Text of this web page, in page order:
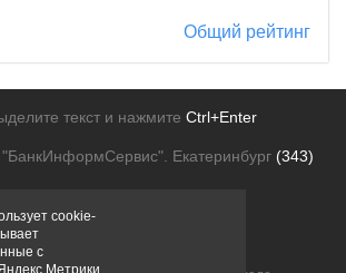
Общий рейтинг
текст и нажмите Ctrl+Enter
Екатеринбург (343)
конфиденциальности
Для рекламодателей
cookie-
с
Метрики,